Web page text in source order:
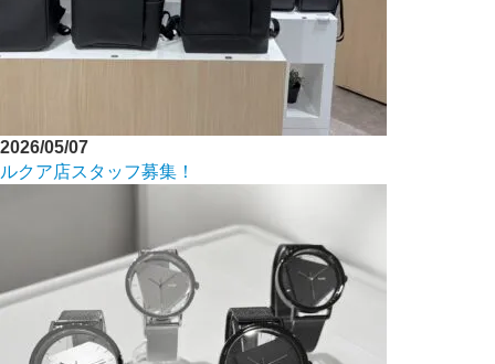
2026/05/07
ルクア店スタッフ募集！